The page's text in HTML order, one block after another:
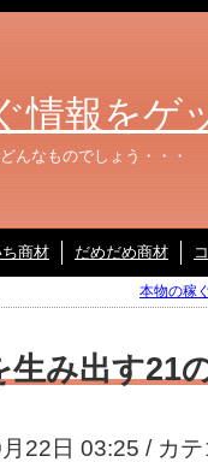
情報をゲ
んなものでしょう・・・
商材 だめだめ商材
本物の稼
生み出す21
22日 03:25 / カ